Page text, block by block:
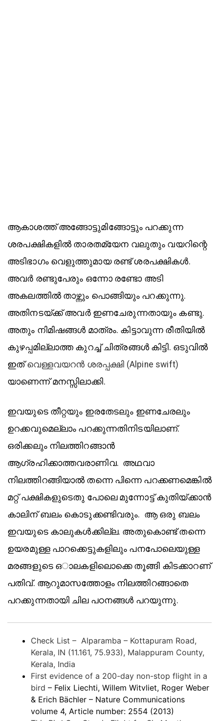
ആകാശത്ത് അങ്ങോട്ടുമിങ്ങോട്ടും പറക്കുന്ന
ശരപക്ഷികളില്‍ താരതമ്യേന വലുതും വയറിന്റെ
അടിഭാഗം വെളുത്തുമായ രണ്ട് ശരപക്ഷികള്‍.
അവര്‍ രണ്ടുപേരും ഒന്നോ രണ്ടോ അടി
അകലത്തില്‍ താഴ്ന്നും പൊങ്ങിയും പറക്കുന്നു.
അതിനടയ്‌ക്ക് അവര്‍ ഇണചേരുന്നതായും കണ്ടു.
അതും നിമിഷങ്ങള്‍ മാത്രം. കിട്ടാവുന്ന രീതിയില്‍
കുഴപ്പമില്ലാത്ത കുറച്ച് ചിത്രങ്ങള്‍ കിട്ടി. ഒടുവില്‍
ഇത്വെള്ളവയറന്‍ ശരപ്പക്ഷി (Alpine swift)
യാണെന്ന് മനസ്സിലാക്കി.
ഇവയുടെ തീറ്റയും ഇരതേടലും ഇണചേരലും
ഉറക്കവുമെല്ലാം പറക്കുന്നതിനിടയിലാണ്.
ഒരിക്കലും നിലത്തിറങ്ങാന്‍
ആഗ്രഹിക്കാത്തവരാണിവ. അഥവാ
നിലത്തിറങ്ങിയാല്‍ തന്നെ പിന്നെ പറക്കണമെങ്കില്‍
മറ്റ് പക്ഷികളുടെതു പോലെ മുന്നോട്ട് കുതിയ്ക്കാൻ
കാലിന് ബലം കൊടുക്കണ്ടിവരും. ആ ഒരു ബലം
ഇവയുടെ കാലുകള്‍ക്കില്ല. അതുകൊണ്ട് തന്നെ
ഉയരമുള്ള പാറക്കെട്ടുകളിലും പനപോലെയുള്ള
മരങ്ങളുടെ ഒാലകളിലൊക്കെ തൂങ്ങി കിടക്കാറണ്
പതിവ്. ആറുമാസത്തോളം നിലത്തിറങ്ങാതെ
പറക്കുന്നതായി ചില പഠനങ്ങൾ പറയുന്നു.
Check List – Alparamba – Kottapuram Road,
Kerala, IN (11.161, 75.933), Malappuram County,
Kerala, India
First evidence of a 200-day non-stop flight in a
bird – Felix Liechti, Willem Witvliet, Roger Weber
& Erich Bächler – Nature Communications
volume 4, Article number: 2554 (2013)